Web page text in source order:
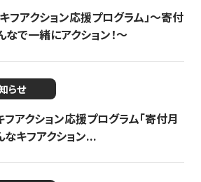
フアクション応援プログラム」〜寄付
なで一緒にアクション！〜
らせ
アクション応援プログラム「寄付月
なキフアクション...